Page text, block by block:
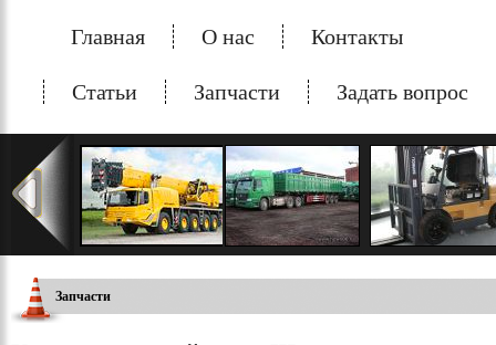
Главная О нас Контакты
Статьи Запчасти Задать вопрос
Запчасти